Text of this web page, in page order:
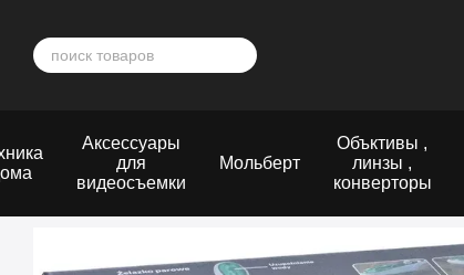
Аксессуары
для
видеосъемки
Мольберт
Объктивы ,
линзы ,
конверторы